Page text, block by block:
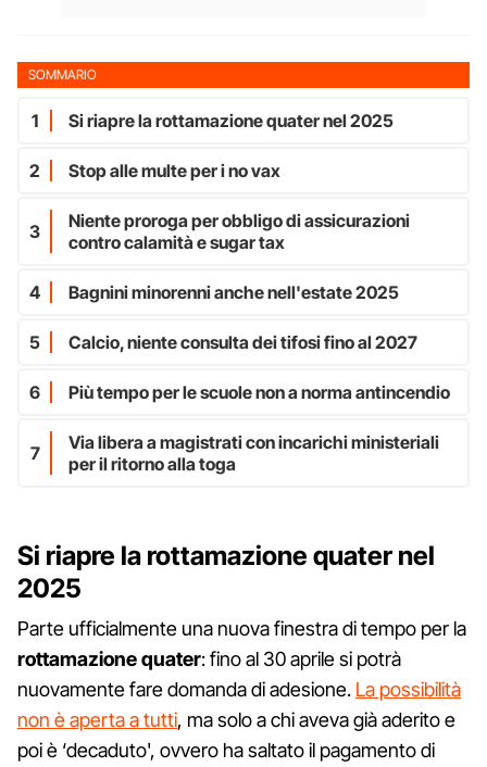
SOMMARIO
1 Si riapre la rottamazione quater nel 2025
2 Stop alle multe per i no vax
3
Niente proroga per obbligo di assicurazioni
contro calamità e sugar tax
4 Bagnini minorenni anche nell'estate 2025
5 Calcio, niente consulta dei tifosi fino al 2027
6 Più tempo per le scuole non a norma antincendio
7
Via libera a magistrati con incarichi ministeriali
per il ritorno alla toga
Si riapre la rottamazione quater nel
2025
Parte ufficialmente una nuova finestra di tempo per la
rottamazione quater: fino al 30 aprile si potrà
nuovamente fare domanda di adesione. La possibilità
non è aperta a tutti, ma solo a chi aveva già aderito e
poi è ‘decaduto', ovvero ha saltato il pagamento di